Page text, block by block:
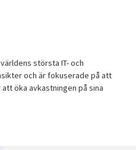
största IT- och
och är fokuserade på att
öka avkastningen på sina